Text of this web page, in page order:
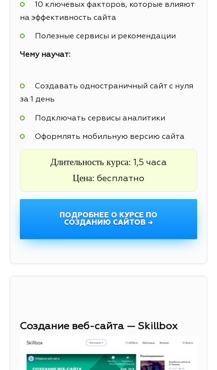
10 ключевых факторов, которые влияют
на эффективность сайта
Полезные сервисы и рекомендации
Чему научат:
Создавать одностраничный сайт с нуля
за 1 день
Подключать сервисы аналитики
Оформлять мобильную версию сайта
Длительность курса: 1,5 часа
Цена: бесплатно
ПОДРОБНЕЕ О КУРСЕ ПО
СОЗДАНИЮ САЙТОВ →
Создание веб-сайта — Skillbox